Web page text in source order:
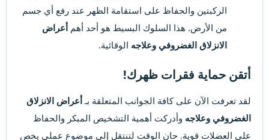
الركبتين والحفاظ على استقامة الظهر عند رفع أي جسم
من الأرض. هذا السلوك البسيط هو أحد أهم أعراض
الانزلاق الغضروفي وعلاجه الوقائية.
أتقن حماية فقرات ظهرك!
لقد تعرفت الآن على كافة الجوانب المتعلقة بـأعراض الانزلاق
الغضروفي وعلاجه وأدركت أهمية التشخيص المبكر والحفاظ
على العضلات قوية. حان الوقت لتنتقل إلى موضوع عملي يخص